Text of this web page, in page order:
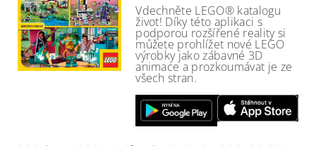
Vdechněte LEGO® katalogu
život! Díky této aplikaci s
podporou rozšířené reality si
můžete prohlížet nové LEGO
výrobky jako zábavné 3D
animace a prozkoumávat je ze
všech stran.